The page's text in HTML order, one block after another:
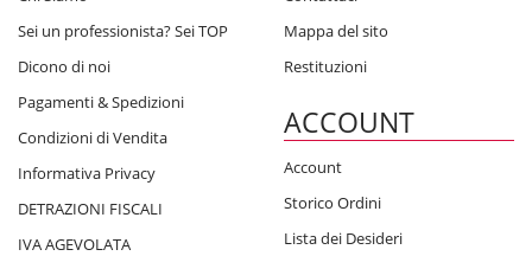
Sei un professionista? Sei TOP
Dicono di noi
Pagamenti & Spedizioni
Condizioni di Vendita
Informativa Privacy
DETRAZIONI FISCALI
IVA AGEVOLATA
Mappa del sito
Restituzioni
ACCOUNT
Account
Storico Ordini
Lista dei Desideri